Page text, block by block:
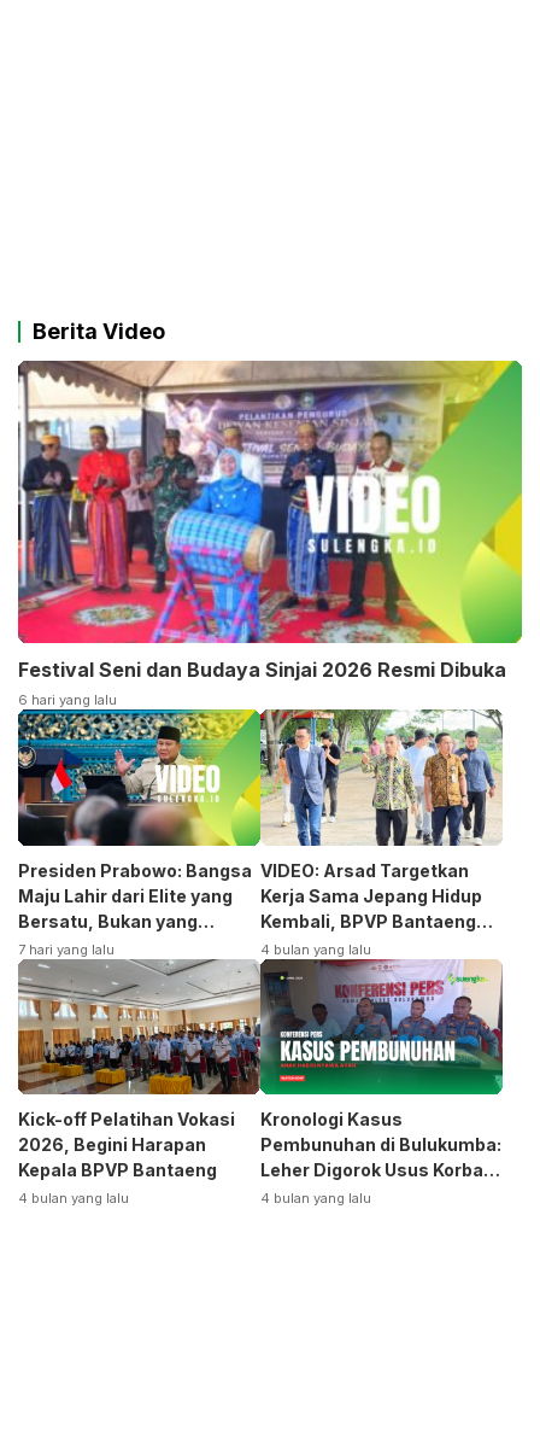
Berita Video
Festival Seni dan Budaya Sinjai 2026 Resmi Dibuka
6 hari yang lalu
Presiden Prabowo: Bangsa
Maju Lahir dari Elite yang
Bersatu, Bukan yang
Terpecah
7 hari yang lalu
VIDEO: Arsad Targetkan
Kerja Sama Jepang Hidup
Kembali, BPVP Bantaeng
Siap Bangkitkan Jurusan
Otomotif
4 bulan yang lalu
Kick-off Pelatihan Vokasi
2026, Begini Harapan
Kepala BPVP Bantaeng
4 bulan yang lalu
Kronologi Kasus
Pembunuhan di Bulukumba:
Leher Digorok Usus Korban
Dikeluarkan
4 bulan yang lalu